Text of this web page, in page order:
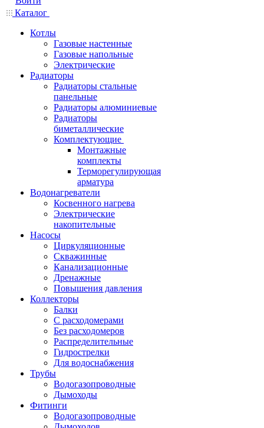
Каталог
Котлы
Газовые настенные
Газовые напольные
Электрические
Радиаторы
Радиаторы стальные
панельные
Радиаторы алюминиевые
Радиаторы
биметаллические
Комплектующие
Монтажные
комплекты
Терморегулирующая
арматура
Водонагреватели
Косвенного нагрева
Электрические
накопительные
Насосы
Циркуляционные
Скважинные
Канализационные
Дренажные
Повышения давления
Коллекторы
Балки
С расходомерами
Без расходомеров
Распределительные
Гидрострелки
Для водоснабжения
Трубы
Водогазопроводные
Дымоходы
Фитинги
Водогазопроводные